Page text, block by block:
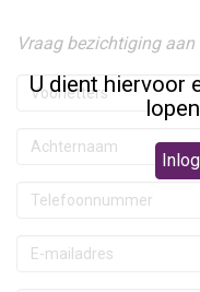
U dient hiervoor
Vraag bezichtiging aan